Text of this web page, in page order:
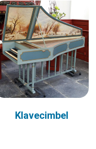
Klavecimbel